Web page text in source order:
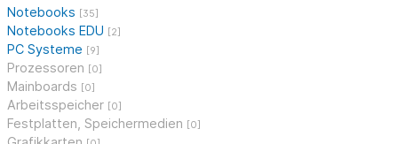
Notebooks [35]
Notebooks EDU [2]
PC Systeme [9]
Prozessoren [0]
Mainboards [0]
Arbeitsspeicher [0]
Festplatten, Speichermedien [0]